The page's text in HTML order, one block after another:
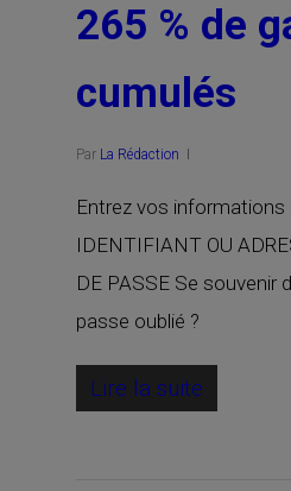
265 % de
cumulés
Par La Rédaction
Entrez vos informations
IDENTIFIANT OU
DE PASSE Se souvenir
passe oublié ?
Lire la suite